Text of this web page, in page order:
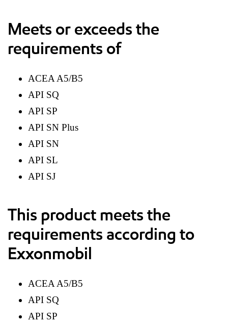
Meets or exceeds the
requirements of
ACEA A5/B5
API SQ
API SP
API SN Plus
API SN
API SL
API SJ
This product meets the
requirements according to
Exxonmobil
ACEA A5/B5
API SQ
API SP